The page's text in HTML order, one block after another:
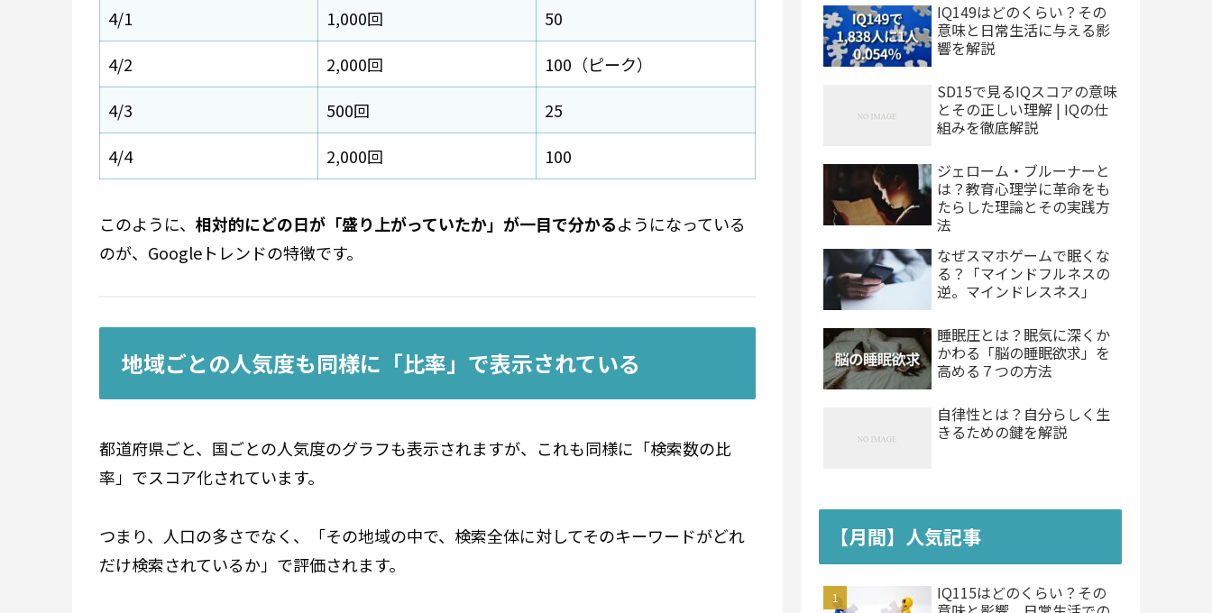
4/1 1,000回
50
4/2
2,000回
100（ピーク）
4/3
500回
25
4/4
2,000回 100
このように、 相対的にどの日が「盛り上がっていたか」が一目で分かるようになっている
のが、Googleトレンドの特徴です。
地域ごとの人気度も同様に「比率」で表示されている
都道府県ごと、国ごとの人気度のグラフも表示されますが、これも同様に「検索数の比
率」でスコア化されています。
つまり、人口の多さでなく、「その地域の中で、検索全体に対してそのキーワードがどれ
だけ検索されているか」で評価されます。
IQ149はどのくらい？その
意味と日常生活に与える影
響を解説
SD15で見るIQスコアの意味
とその正しい理解 | IQの仕
組みを徹底解説
ジェローム・ブルーナーと
は？教育心理学に革命をも
たらした理論とその実践方
法
なぜスマホゲームで眠くな
る？「マインドフルネスの
逆。マインドレスネス」
睡眠圧とは？眠気に深くか
かわる「脳の睡眠欲求」を
高める７つの方法
自律性とは？自分らしく生
きるための鍵を解説
【月間】人気記事
IQ115はどのくらい？その